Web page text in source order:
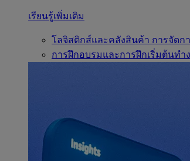
เรียนรู้เพิ่มเติม
โลจิสติกส์และคลังสินค้า การจัดก
การฝึกอบรมและการฝึกเริ่มต้นทำ